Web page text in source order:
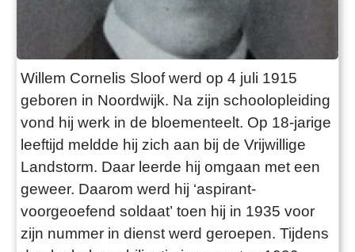
Willem Cornelis Sloof werd op 4 juli 1915
geboren in Noordwijk. Na zijn schoolopleiding
vond hij werk in de bloementeelt. Op 18-jarige
leeftijd meldde hij zich aan bij de Vrijwillige
Landstorm. Daar leerde hij omgaan met een
geweer. Daarom werd hij ‘aspirant-
voorgeoefend soldaat’ toen hij in 1935 voor
zijn nummer in dienst werd geroepen. Tijdens